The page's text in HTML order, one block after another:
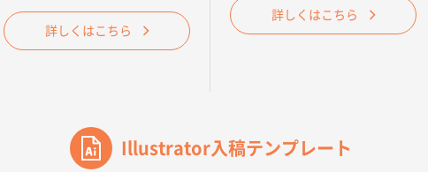
袋 M横サイズ(A4対応)100枚 2026年05月21日 12:56
1000枚 2026年04月25日 17:53
詳しくはこちら
詳しくはこちら
Illustrator入稿テンプレート